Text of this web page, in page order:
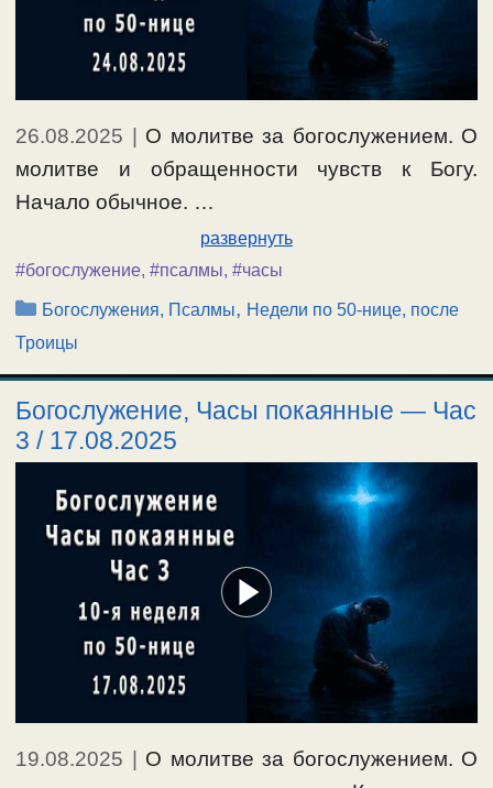
26.08.2025
О молитве за богослужением. О
молитве и обращенности чувств к Богу.
Начало обычное. …
развернуть
#богослужение, #псалмы, #часы
Рубрики
Богослужения, Псалмы, Недели по 50-нице, после
Троицы
Богослужение, Часы покаянные — Час
3 / 17.08.2025
19.08.2025
О молитве за богослужением. О